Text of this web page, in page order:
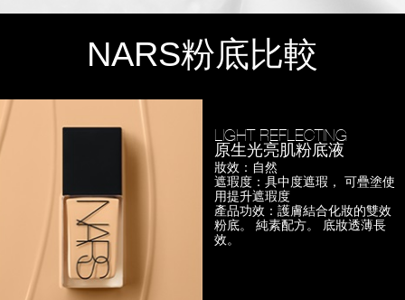
NARS粉底比較
LIGHT REFLECTING
原生光亮肌粉底液
妝效：自然
遮瑕度：具中度遮瑕， 可疊塗使
用提升遮瑕度
產品功效：護膚結合化妝的雙效
粉底。
純素配方。 底妝透薄長
效。